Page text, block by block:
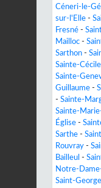
Céneri-le-
sur-l'Elle -
Fresné -
Mailloc -
Sarthon -
Sainte-Cécile
Sainte-
Guillaume -
- Sainte-
Sainte-
Église -
Sarthe -
Rouvray -
Bailleul -
Notre-
Saint-